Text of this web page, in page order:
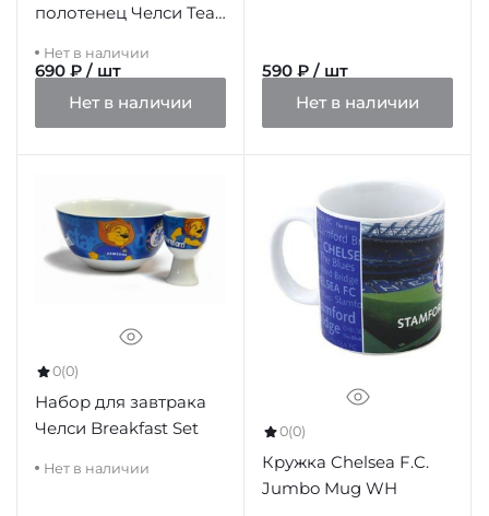
полотенец Челси Tea
Нет в наличии
690 ₽ / шт
Нет в наличии
590 ₽ / шт
Нет в наличии
0(0)
Набор для завтрака
Челси Breakfast Set
Нет в наличии
0(0)
Кружка Chelsea F.C.
Jumbo Mug WH